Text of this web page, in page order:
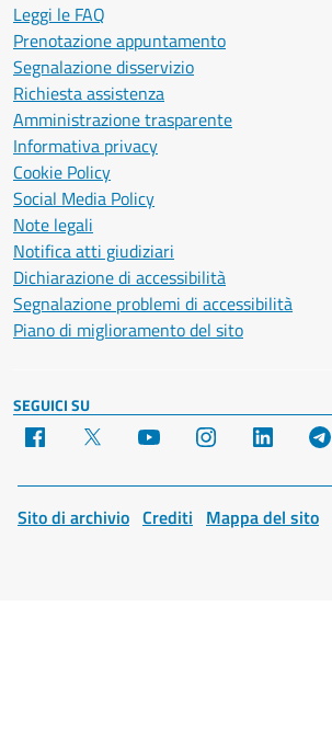
Leggi le FAQ
Prenotazione appuntamento
Segnalazione disservizio
Richiesta assistenza
Amministrazione trasparente
Informativa privacy
Cookie Policy
Social Media Policy
Note legali
Notifica atti giudiziari
Dichiarazione di accessibilità
Segnalazione problemi di accessibilità
Piano di miglioramento del sito
SEGUICI SU
Facebook YouTube Instagram LinkedIn
Sito di archivio Crediti Mappa del sito